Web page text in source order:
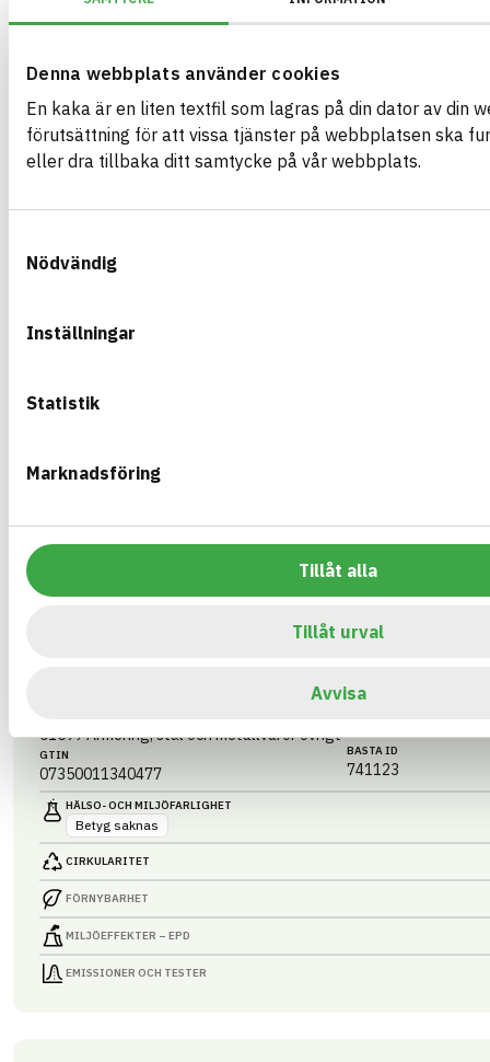
Denna webbplats använder cookies
En kaka är en liten textfil som lagras på din dator av din
förutsättning för att vissa tjänster på webbplatsen ska
eller dra tillbaka ditt samtycke på vår webbplats.
Nödvändig
Inställningar
Statistik
Marknadsföring
Tillåt alla
Tillåt urval
Avvisa
Tensobar PRO Armering 12mm 25 / Rulle
Korrosionsfri GFRP-armering för betongkonstruktioner. Låg
och enkel hantering. Levereras på rulle för smidig kapning och
traditionell stålarmering.
GTIN
07350011340378
Betyg saknas
FÖRNYBARHET
EMISSIONER OCH TESTER
Tensobar PRO Armering 4mm, 50m / Rulle
och enkel hantering. Levereras på rulle för smidig kapning och
01599Armering, stål och metallvaror övrigt
GTIN
07350011340477
EPSCement AB
BASTA ID
741123
HÄLSO- OCH MILJÖ­FARLIGHET
Betyg saknas
CIRKULARITET
FÖRNYBARHET
MILJÖEFFEKTER – EPD
EMISSIONER OCH TESTER